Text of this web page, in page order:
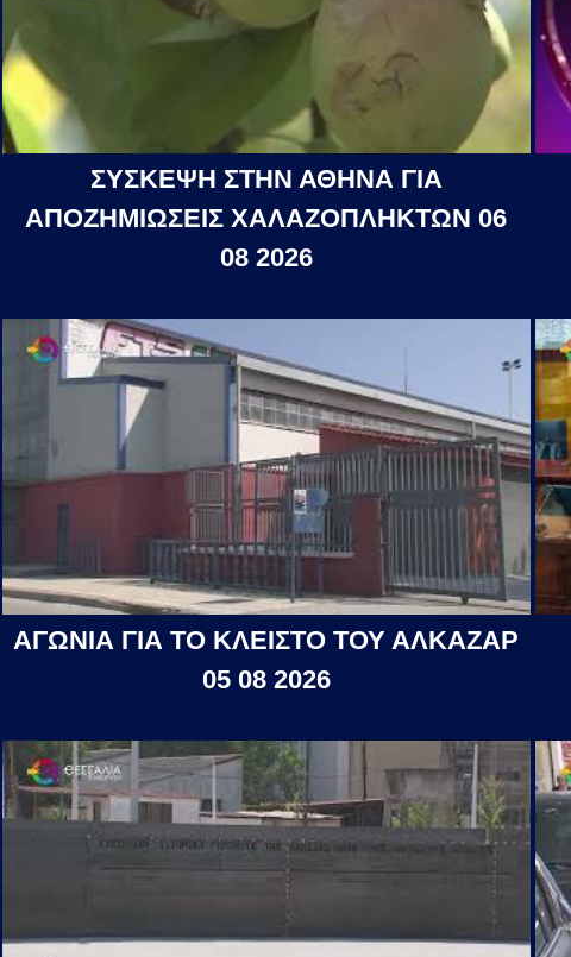
ΣΥΣΚΕΨΗ ΣΤΗΝ ΑΘΗΝΑ ΓΙΑ
ΑΠΟΖΗΜΙΩΣΕΙΣ ΧΑΛΑΖΟΠΛΗΚΤΩΝ 06
08 2026
ΑΓΩΝΙΑ ΓΙΑ ΤΟ ΚΛΕΙΣΤΟ ΤΟΥ ΑΛΚΑΖΑΡ
05 08 2026